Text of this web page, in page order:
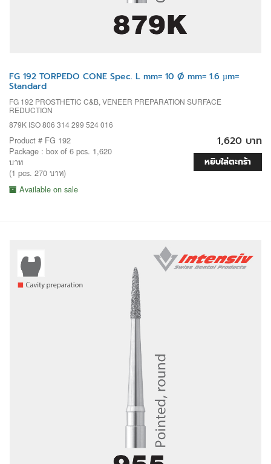
FG 192 TORPEDO CONE Spec. L mm= 10 Ø mm= 1.6 µm=
Standard
FG 192 PROSTHETIC C&B, VENEER PREPARATION SURFACE
REDUCTION
879K ISO 806 314 299 524 016
Product # FG 192
Package : box of 6 pcs. 1,620
บาท
(1 pcs. 270 บาท)
Available on sale
1,620 บาท
หยิบใส่ตะกร้า